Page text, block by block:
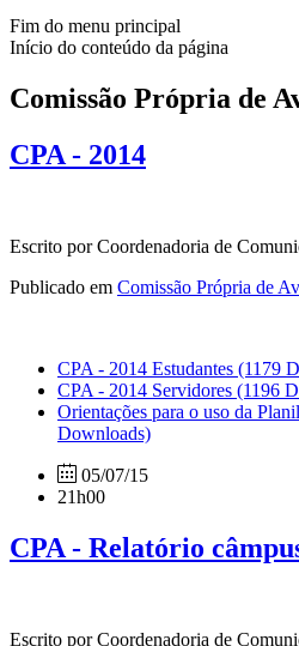
Fim do menu principal
Início do conteúdo da página
Comissão Própria de
CPA - 2014
Escrito por Coordenadoria de
Publicado em Comissão Própria de
CPA - 2014 Estudantes (1179
CPA - 2014 Servidores (1196
Orientações para o uso da
Downloads)
05/07/15
21h00
CPA - Relatório
Escrito por Coordenadoria de